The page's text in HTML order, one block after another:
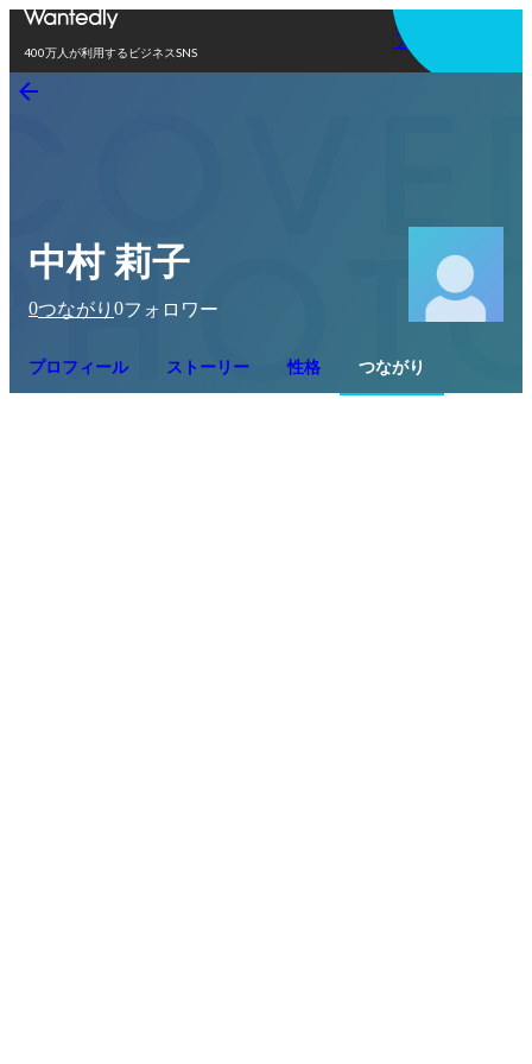
400万人が利用するビジネスSNS
アプリを使う
中村 莉子
0つながり 0フォロワー
プロフィール ストーリー 性格 つながり